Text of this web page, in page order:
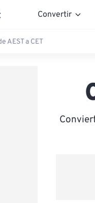
Convertir
AEST a CET